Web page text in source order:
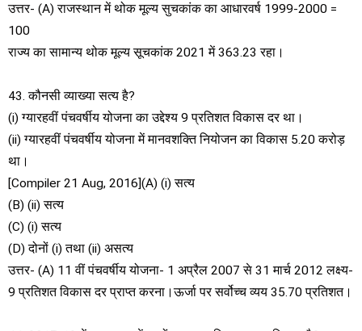
उत्तर- (A) राजस्थान में थोक मूल्य सुचकांक का आधारवर्ष 1999-2000 =
100
राज्य का सामान्य थोक मूल्य सूचकांक 2021 में 363.23 रहा।
43. कौनसी व्याख्या सत्य है?
(i) ग्यारहवीं पंचवर्षीय योजना का उद्देश्य 9 प्रतिशत विकास दर था।
(ii) ग्यारहवीं पंचवर्षीय योजना में मानवशक्ति नियोजन का विकास 5.20 करोड़
था।
[Compiler 21 Aug, 2016](A) (i) सत्य
(B) (ii) सत्य
(C) (i) सत्य
(D) दोनों (i) तथा (ii) असत्य
उत्तर- (A) 11 वीं पंचवर्षीय योजना- 1 अप्रैल 2007 से 31 मार्च 2012 लक्ष्य-
9 प्रतिशत विकास दर प्राप्त करना।ऊर्जा पर सर्वोच्च व्यय 35.70 प्रतिशत।